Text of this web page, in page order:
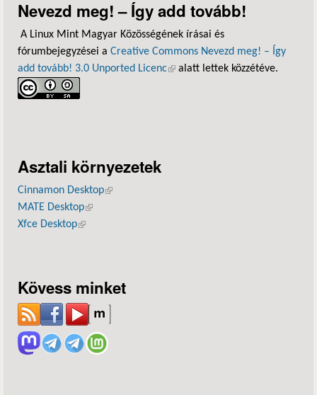
Nevezd meg! – Így add tovább!
A Linux Mint Magyar Közösségének írásai és
fórumbejegyzései a Creative Commons Nevezd meg! – Így
add tovább! 3.0 Unported Licenc(külső hivatkozás)
alatt lettek közzétéve.
Asztali környezetek
Cinnamon Desktop(külső hivatkozás)
MATE Desktop(külső hivatkozás)
Xfce Desktop(külső hivatkozás)
Kövess minket